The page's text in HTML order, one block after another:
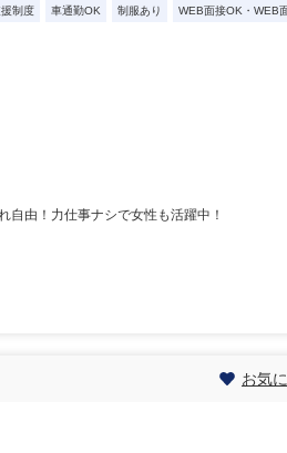
制度 車通勤OK 制服あり WEB面接OK・WEB
由！力仕事ナシで女性も活躍中！
お気